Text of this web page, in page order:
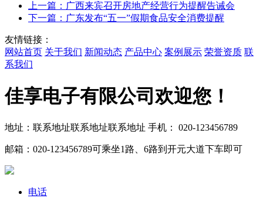
上一篇：广西来宾召开房地产经营行为提醒告诫会
下一篇：广东发布“五一”假期食品安全消费提醒
友情链接：
网站首页 关于我们 新闻动态 产品中心 案例展示 荣誉资质 联
系我们
佳享电子有限公司欢迎您！
地址：联系地址联系地址联系地址 手机： 020-123456789
邮箱：020-123456789可乘坐1路、6路到开元大道下车即可
电话